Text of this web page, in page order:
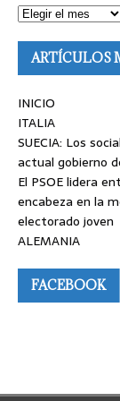
ARTÍCULOS
INICIO
ITALIA
SUECIA: Los
actual gobierno
El PSOE lidera
encabeza en la
electorado joven
ALEMANIA
FACEBOOK